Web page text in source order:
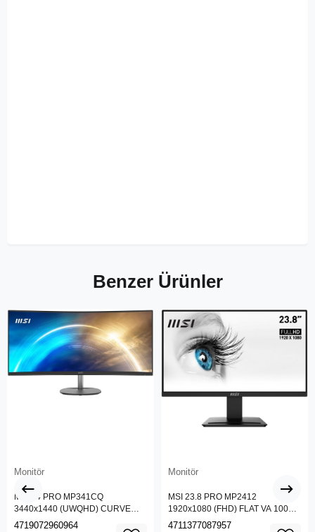
Benzer Ürünler
Monitör
MSI 34 PRO MP341CQ
3440x1440 (UWQHD) CURVE
1500R VA 100HZ 1MS ANTI-
4719072960964
Monitör
MSI 23.8 PRO MP2412
1920x1080 (FHD) FLAT VA 100HZ
1MS ANTI-GLARE MONITOR
4711377087957